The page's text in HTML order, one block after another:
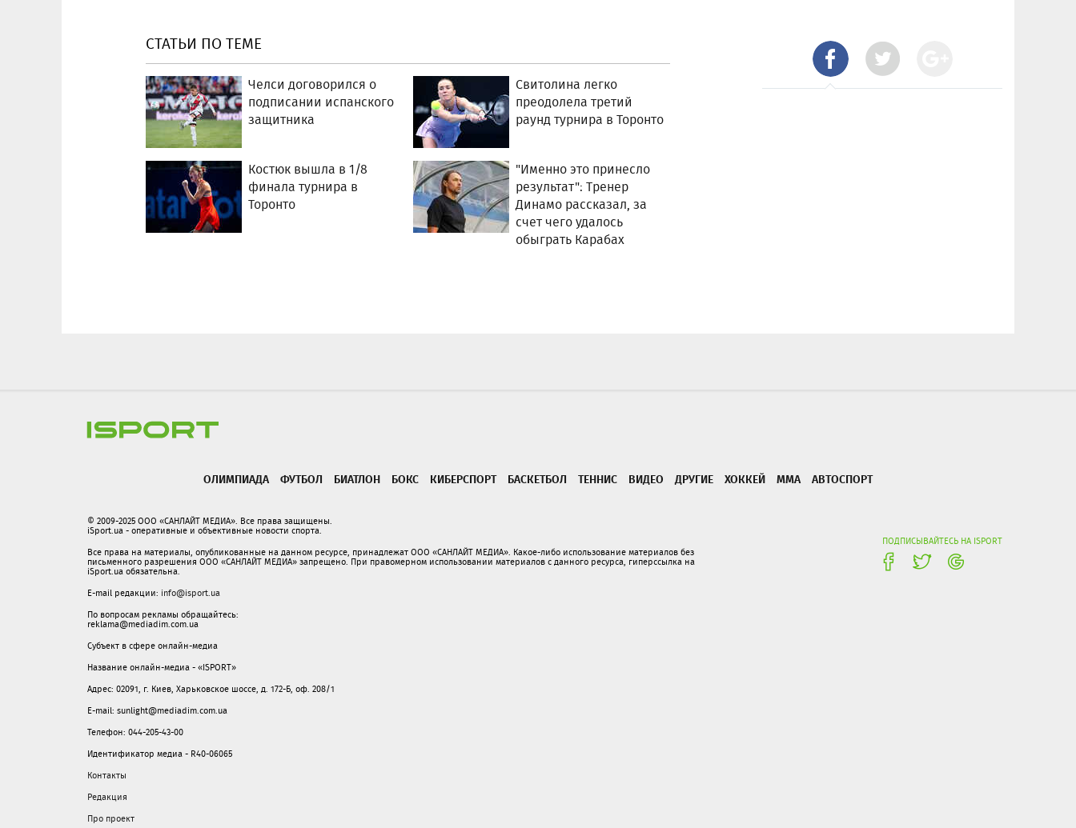
СТАТЬИ ПО ТЕМЕ
Челси договорился о
подписании испанского
защитника
Свитолина легко
преодолела третий
раунд турнира в Торонто
Костюк вышла в 1/8
финала турнира в
Торонто
"Именно это принесло
результат": Тренер
Динамо рассказал, за
счет чего удалось
обыграть Карабах
ОЛИМПИАДА ФУТБОЛ БИАТЛОН БОКС КИБЕРСПОРТ БАСКЕТБОЛ ТЕННИС ВИДЕО ДРУГИЕ ХОККЕЙ ММА АВТОСПОРТ
ПОДПИСЫВАЙТЕСЬ НА ISPORT
© 2009-2025 ООО «САНЛАЙТ МЕДИА». Все права защищены.
iSport.ua - оперативные и объективные новости спорта.
Все права на материалы, опубликованные на данном ресурсе, принадлежат ООО «САНЛАЙТ МЕДИА». Какое-либо использование материалов без
письменного разрешения ООО «САНЛАЙТ МЕДИА» запрещено. При правомерном использовании материалов с данного ресурса, гиперссылка на
iSport.ua обязательна.
E-mail редакции: info@isport.ua
По вопросам рекламы обращайтесь:
reklama@mediadim.com.ua
Субъект в сфере онлайн-медиа
Название онлайн-медиа - «ISPORT»
Адрес: 02091, г. Киев, Харьковское шоссе, д. 172-Б, оф. 208/1
E-mail: sunlight@mediadim.com.ua
Телефон: 044-205-43-00
Идентификатор медиа - R40-06065
Контакты
Редакция
Про проект